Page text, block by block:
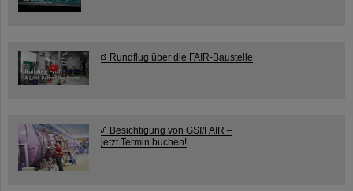
Rundflug über die FAIR-Baustelle
Besichtigung von GSI/FAIR –
jetzt Termin buchen!